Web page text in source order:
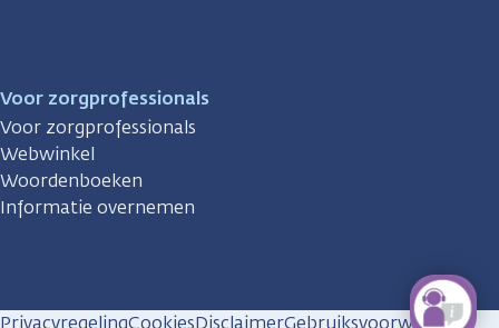
Voor zorgprofessionals
Voor zorgprofessionals
Webwinkel
Woordenboeken
Informatie overnemen
PrivacyregelingCookiesDisclaimerGebruiksvoorwaarden